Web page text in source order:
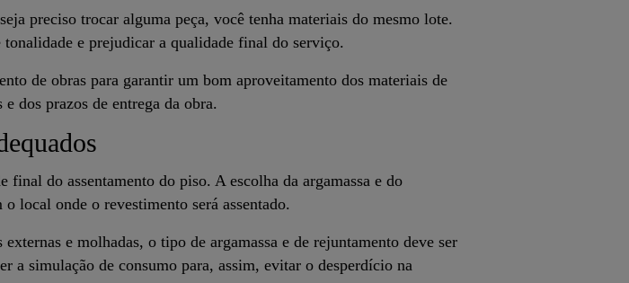
preciso trocar alguma peça, você tenha materiais do mesmo lote.
e prejudicar a qualidade final do serviço.
de obras para garantir um bom aproveitamento dos materiais de
dos prazos de entrega da obra.
do assentamento do piso. A escolha da argamassa e do
local onde o revestimento será assentado.
e molhadas, o tipo de argamassa e de rejuntamento deve ser
a simulação de consumo para, assim, evitar o desperdício na